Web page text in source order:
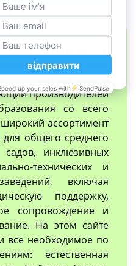
единственный в
член
организации
производителей
со всего
ассортимент
для общего среднего
садов, инклюзивных
технических и
включая
поддержку,
сопровождение и
На этом сайте
все необходимое по
естественная